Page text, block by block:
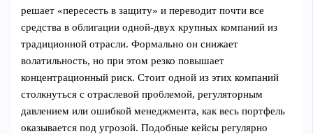
решает «пересесть в защиту» и переводит почти все
средства в облигации одной‑двух крупных компаний из
традиционной отрасли. Формально он снижает
волатильность, но при этом резко повышает
концентрационный риск. Стоит одной из этих компаний
столкнуться с отраслевой проблемой, регуляторным
давлением или ошибкой менеджмента, как весь портфель
оказывается под угрозой. Подобные кейсы регулярно